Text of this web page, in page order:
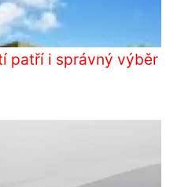
patří i správný výběr